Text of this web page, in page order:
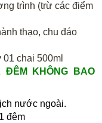
trình (trừ các điểm
thạo, chu đáo
chai 500ml
ĐÊM KHÔNG BAO
nước ngoài.
đêm